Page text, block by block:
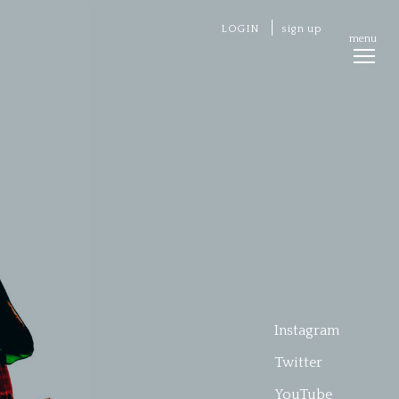
LOGIN
sign up
menu
Instagram
Twitter
YouTube